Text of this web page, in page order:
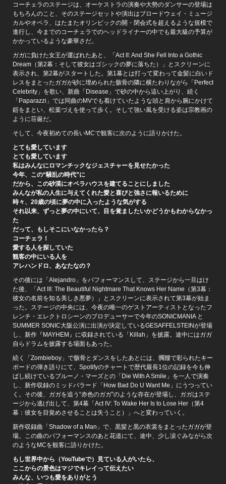
コーチェラのステージは、オーケストラの演奏や大勢のダンサーの登場は
もちろんのこと、そのステージセットや演出はブロードウェイ・ミュージ
カルやオペラ、はたまたオリンピックの開・閉会式を超えるような規模で
進行し、今までのコーチェラでのヘッドライナーの中でも最大級の予算が
かかっているような豪華さだ。
ガガに負けた女王が運ばれたあと、「Act II: And She Fell Into a Gothic
Dream（第2幕：そして彼女はゴシックの夢に落ちた）」とスクリーンに
表示され、第2幕がスタートした。第1幕とは打って変わって金髪に白いド
レスをまとったガガが砂に埋められた骸骨の隣に横たわりながら「Perfect
Celebrity」を歌い、新曲「Disease」で砂の中から這い上がり、続く
「Paparazzi」では同曲のMVでも着けていたような頭と肩から腕にかけて
鎧をまとい、松葉づえを使って歩く。そして強い風を受ける姿は宗教画の
ように荘厳だ。
そして、今夜初めての長いMCで観客に次のように語りかけた。
とても愛しています
とても愛しています
私はみんなにロマンチックなジェスチャーを見せたかった
今年、この“騒乱の時代”に
だから、この砂漠にオペラハウスを建てることにしました
みんなが私の人生に与えてくれた愛と喜びと強さに報いるために
時々、20歳の頃に夢の中に入ったような気がする
それ以来、ずっと夢の中にいて、目を覚ましたいかどうかもわからなかっ
た
だって、もしそこにいなかったら？
コーチェラ！
愛する人を探していた
観客の中にいる人を
アレハンドロ、あなたなの？
その後には「Alejandro」をパフォーマンスして、ステージから一旦はけ
た後、「Act III: The Beautiful Nightmare That Knows Her Name（第3幕：
彼女の名前を知る美しき悪夢）」とスクリーンに表示されて第3幕が始ま
った。ステージの中央には、今夜の唯一のゲストアーティストとなったフ
レンチ・エレクトロシーンのプロデューサーで今年のSONICMANIA と
SUMMER SONIC大阪公演に出演が決定しているGESAFFELSTEINが登場
し、新作『MAYHEM』に収録されている「Killah」を披露。途中にはガガ
自らドラムを披露する場面もあった。
続く「Zombieboy」で骸骨とダンスをしたあとには、髑髏で彩られたキー
ボードの弾き語りにて、Spotifyのチャートで歴代最長1位の記録を今も伸
ばし続けているブルーノ・マーズとの「Die With A Smile」を一人で演奏
し、新作収録のミッドバラード「How Bad Do U Want Me」にうつってい
く。その後、ガガを追う“赤色のガガ”のような存在が登場し、ガガはステ
ージから逃げ出して、第4幕「Act IV: To Wake Her Is to Lose Her（第4
幕：彼女を目覚めさせることは失うこと）」へと変わっていく。
新作収録曲「Shadow of a Man」で、黒髪と黒の衣裳をまとったガガが登
場。この曲のパフォーマンスのあと花道にて、途中、少し涙ぐみながら次
のようなMCを観客に語りかけた。
もし世界中から（YouTubeで）見ている人がいたら、
ここからの景色はマジでキレイって伝えたい
みんな、いつも愛をありがとう